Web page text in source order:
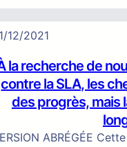
12/2021
la recherche de
contre la SLA, les
des progrès, mais
ABRÉGÉE